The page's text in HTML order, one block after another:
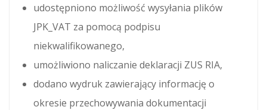
udostępniono możliwość wysyłania plików
JPK_VAT za pomocą podpisu
niekwalifikowanego,
umożliwiono naliczanie deklaracji ZUS RIA,
dodano wydruk zawierający informację o
okresie przechowywania dokumentacji